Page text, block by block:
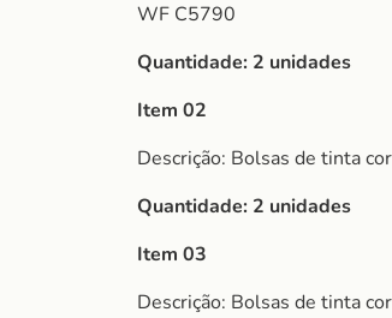
WF C5790
Quantidade: 2 unidades
Item 02
Descrição: Bolsas de tinta
Quantidade: 2 unidades
Item 03
Descrição: Bolsas de tinta